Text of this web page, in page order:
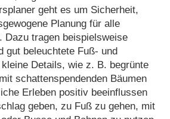
geht es um Sicherheit,
Planung für alle
Dazu tragen beispielsweise
gut beleuchtete Fuß- und
Details, wie z. B. begrünte
schattenspendenden Bäumen
Erleben positiv beeinflussen
geben, zu Fuß zu gehen, mit